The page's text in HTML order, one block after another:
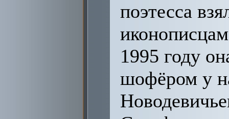
поэтесса
1995 году
шофёром у